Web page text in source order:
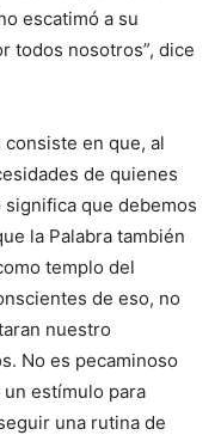
escatimó a su
todos nosotros”, dice
en que, al
de quienes
que debemos
la Palabra también
templo del
de eso, no
nuestro
No es pecaminoso
estímulo para
una rutina de